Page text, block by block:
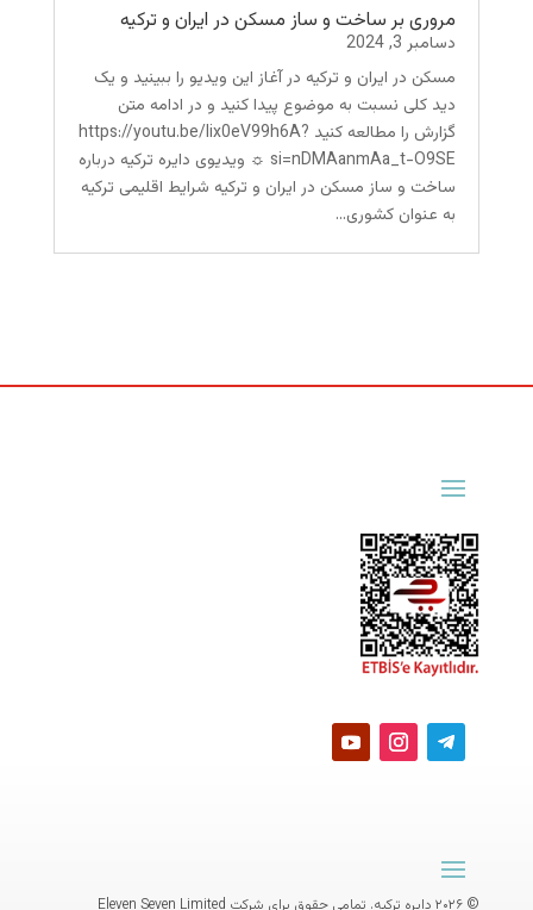
مروری بر ساخت و ساز مسکن در ایران و ترکیه
دسامبر 3, 2024
مسکن در ایران و ترکیه در آغاز این ویدیو را ببینید و یک
دید کلی نسبت به موضوع پیدا کنید و در ادامه متن
گزارش را مطالعه کنید https://youtu.be/Iix0eV99h6A?
si=nDMAanmAa_t-O9SE ☼ ویدیوی دایره ترکیه درباره
ساخت و ساز مسکن در ایران و ترکیه شرایط اقلیمی ترکیه
به عنوان کشوری...
© ۲۰۲۶ دایره ترکیه. تمامی حقوق برای شرکت Eleven Seven Limited